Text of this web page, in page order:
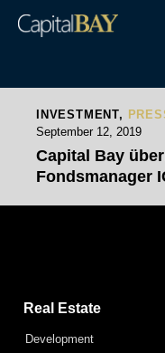
INVESTMENT,
September 12, 2019
Capital Bay
Fondsmanager
Real Estate
Development